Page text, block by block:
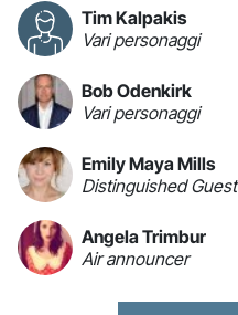
Tim Kalpakis
Vari personaggi
Bob Odenkirk
Vari personaggi
Emily Maya Mills
Distinguished Guest
Angela Trimbur
Air announcer